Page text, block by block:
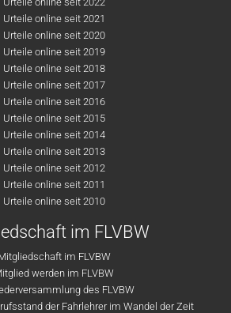
Urteile online seit 2021
Urteile online seit 2020
Urteile online seit 2019
Urteile online seit 2018
Urteile online seit 2017
Urteile online seit 2016
Urteile online seit 2015
Urteile online seit 2014
Urteile online seit 2013
Urteile online seit 2012
Urteile online seit 2011
Urteile online seit 2010
im FLVBW
im FLVBW
werden im FLVBW
des FLVBW
der Fahrlehrer im Wandel der Zeit